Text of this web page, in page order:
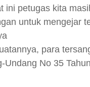
ini petugas kita
untuk mengejar
para
Undang No 35